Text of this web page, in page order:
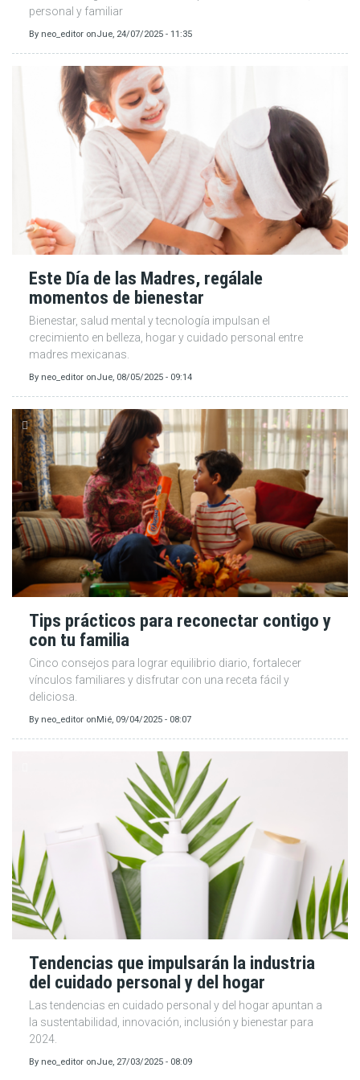
personal y familiar
By neo_editor onJue, 24/07/2025 - 11:35
Este Día de las Madres, regálale
momentos de bienestar
Bienestar, salud mental y tecnología impulsan el
crecimiento en belleza, hogar y cuidado personal entre
madres mexicanas.
By neo_editor onJue, 08/05/2025 - 09:14
Tips prácticos para reconectar contigo y
con tu familia
Cinco consejos para lograr equilibrio diario, fortalecer
vínculos familiares y disfrutar con una receta fácil y
deliciosa.
By neo_editor onMié, 09/04/2025 - 08:07
Tendencias que impulsarán la industria
del cuidado personal y del hogar
Las tendencias en cuidado personal y del hogar apuntan a
la sustentabilidad, innovación, inclusión y bienestar para
2024.
By neo_editor onJue, 27/03/2025 - 08:09